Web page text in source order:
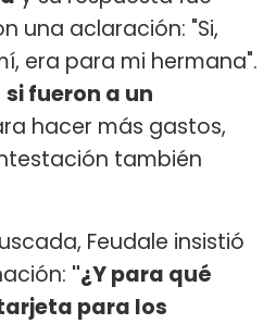
una aclaración: "Si,
era para mi hermana".
si fueron a un
hacer más gastos,
también
Feudale insistió
"¿Y para qué
para los